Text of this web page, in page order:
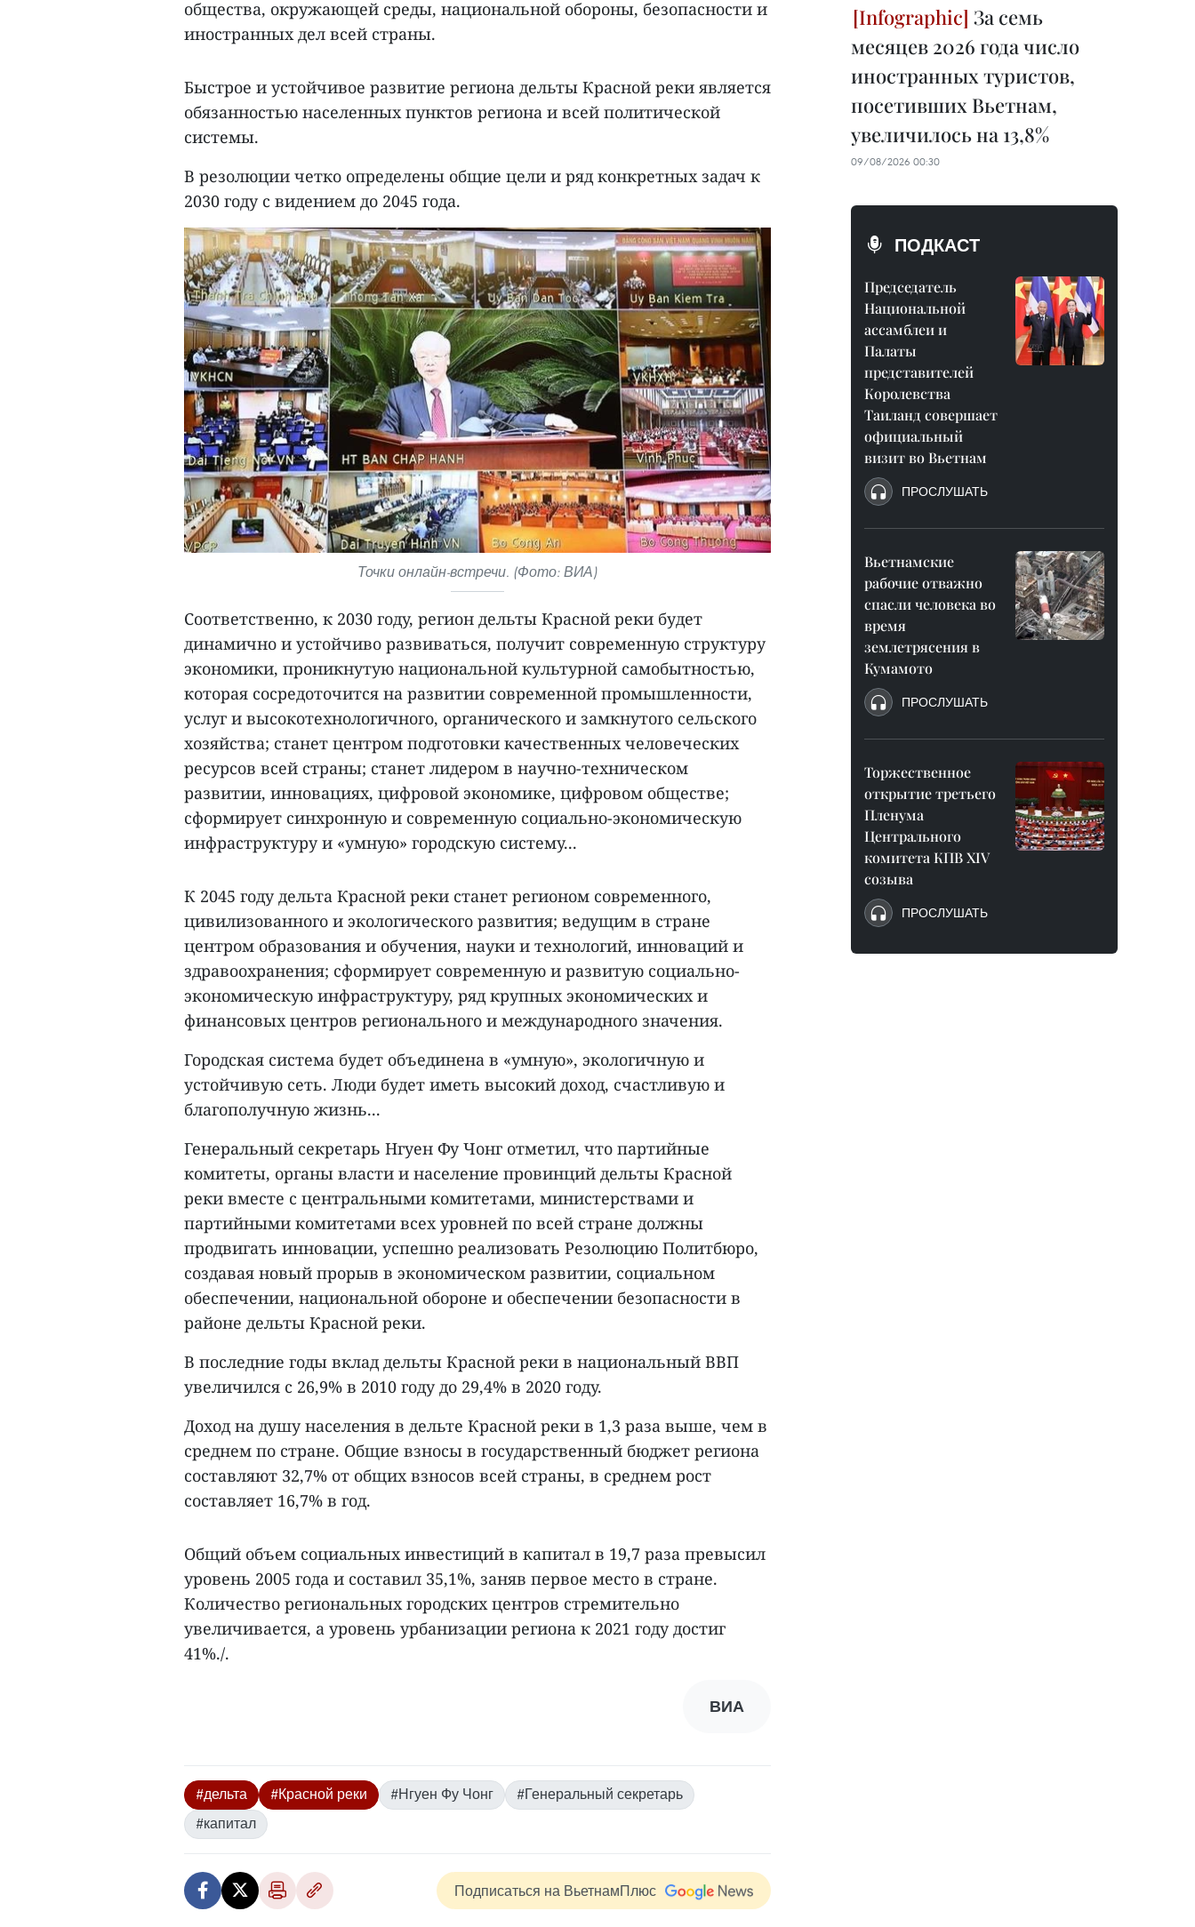
общества, окружающей среды, национальной обороны, безопасности и
иностранных дел всей страны.
Быстрое и устойчивое развитие региона дельты Красной реки является
обязанностью населенных пунктов региона и всей политической
системы.
В резолюции четко определены общие цели и ряд конкретных задач к
2030 году с видением до 2045 года.
Точки онлайн-встречи. (Фото: ВИА)
Соответственно, к 2030 году, регион дельты Красной реки будет
динамично и устойчиво развиваться, получит современную структуру
экономики, проникнутую национальной культурной самобытностью,
которая сосредоточится на развитии современной промышленности,
услуг и высокотехнологичного, органического и замкнутого сельского
хозяйства; станет центром подготовки качественных человеческих
ресурсов всей страны; станет лидером в научно-техническом
развитии, инновациях, цифровой экономике, цифровом обществе;
сформирует синхронную и современную социально-экономическую
инфраструктуру и «умную» городскую систему...
К 2045 году дельта Красной реки станет регионом современного,
цивилизованного и экологического развития; ведущим в стране
центром образования и обучения, науки и технологий, инноваций и
здравоохранения; сформирует современную и развитую социально-
экономическую инфраструктуру, ряд крупных экономических и
финансовых центров регионального и международного значения.
Городская система будет объединена в «умную», экологичную и
устойчивую сеть. Люди будет иметь высокий доход, счастливую и
благополучную жизнь...
Генеральный секретарь Нгуен Фу Чонг отметил, что партийные
комитеты, органы власти и население провинций дельты Красной
реки вместе с центральными комитетами, министерствами и
партийными комитетами всех уровней по всей стране должны
продвигать инновации, успешно реализовать Резолюцию Политбюро,
создавая новый прорыв в экономическом развитии, социальном
обеспечении, национальной обороне и обеспечении безопасности в
районе дельты Красной реки.
В последние годы вклад дельты Красной реки в национальный ВВП
увеличился с 26,9% в 2010 году до 29,4% в 2020 году.
Доход на душу населения в дельте Красной реки в 1,3 раза выше, чем в
среднем по стране. Общие взносы в государственный бюджет региона
составляют 32,7% от общих взносов всей страны, в среднем рост
составляет 16,7% в год.
Общий объем социальных инвестиций в капитал в 19,7 раза превысил
уровень 2005 года и составил 35,1%, заняв первое место в стране.
Количество региональных городских центров стремительно
увеличивается, а уровень урбанизации региона к 2021 году достиг
41%./.
ВИА
#дельта #Красной реки #Нгуен Фу Чонг
#Генеральный секретарь
#капитал
Подписаться на ВьетнамПлюс
За семь
месяцев 2026 года число
иностранных туристов,
посетивших Вьетнам,
увеличилось на 13,8%
09/08/2026 00:30
ПОДКАСТ
Председатель
Национальной
ассамблеи и
Палаты
представителей
Королевства
Таиланд совершает
официальный
визит во Вьетнам
ПРОСЛУШАТЬ
Вьетнамские
рабочие отважно
спасли человека во
время
землетрясения в
Кумамото
ПРОСЛУШАТЬ
Торжественное
открытие третьего
Пленума
Центрального
комитета КПВ XIV
созыва
ПРОСЛУШАТЬ